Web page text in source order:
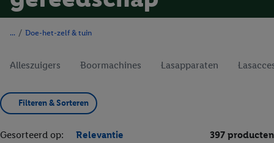
/ Doe-het-zelf & tuin
Alleszuigers Boormachines Lasapparaten
Filteren & Sorteren
Gesorteerd op: Relevantie 397 producten